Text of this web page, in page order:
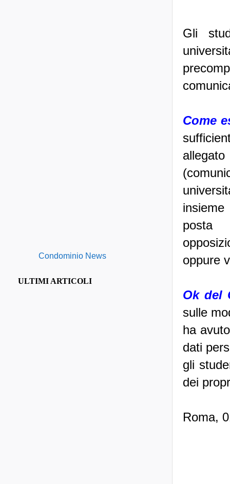
Gli
Come
insieme
oppure
Ok del
sulle
ha
dati
gli
dei
Roma,
Condominio News
ULTIMI ARTICOLI